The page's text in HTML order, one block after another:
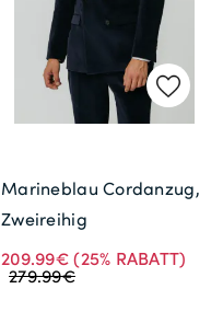
Marineblau Cordanzug,
Zweireihig
209.99€(25% RABATT)
279.99€